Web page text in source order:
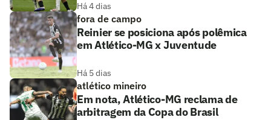
Há 4 dias
fora de campo
Reinier se posiciona após polêmica
em Atlético-MG x Juventude
Há 5 dias
atlético mineiro
Em nota, Atlético-MG reclama de
arbitragem da Copa do Brasil